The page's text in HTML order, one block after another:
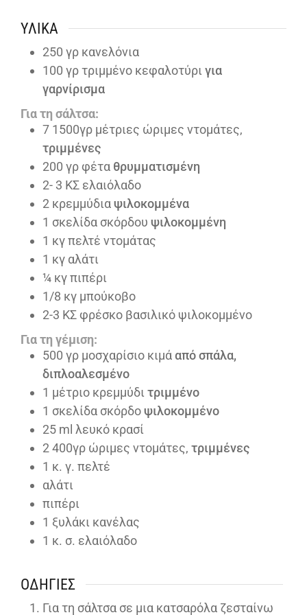
ΥΛΙΚΆ
250 γρ κανελόνια
100 γρ τριμμένο κεφαλοτύρι για
γαρνίρισμα
Για τη σάλτσα:
7 1500γρ μέτριες ώριμες ντομάτες,
τριμμένες
200 γρ φέτα θρυμματισμένη
2- 3 ΚΣ ελαιόλαδο
2 κρεμμύδιαψιλοκομμένα
1 σκελίδα σκόρδου ψιλοκομμένη
1 κγ πελτέ ντομάτας
1 κγ αλάτι
¼ κγ πιπέρι
1/8 κγ μπούκοβο
2-3 ΚΣ φρέσκο βασιλικό ψιλοκομμένο
Για τη γέμιση:
500 γρ μοσχαρίσιο κιμάαπό σπάλα,
διπλοαλεσμένο
1 μέτριο κρεμμύδι τριμμένο
1 σκελίδα σκόρδοψιλοκομμένο
25 ml λευκό κρασί
2400γρ ώριμες ντομάτες, τριμμένες
1 κ. γ. πελτέ
αλάτι
πιπέρι
1 ξυλάκι κανέλας
1 κ. σ. ελαιόλαδο
ΟΔΗΓΊΕΣ
Για τη σάλτσα σε μια κατσαρόλα ζεσταίνω